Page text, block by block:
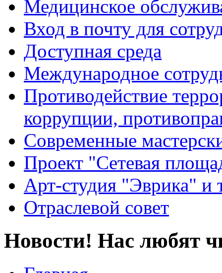
Медицинское
Вход в почту для
Доступная среда
Международное
Противодействие
коррупции,
Современные
Проект "Сетевая
Арт-студия "Эврика" и
Отраслевой совет
Новости! Нас любят